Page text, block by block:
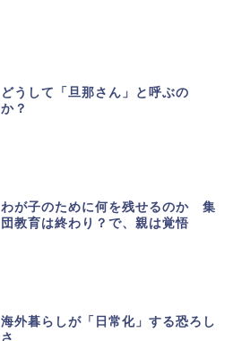
どうして「旦那さん」と呼ぶの
か？
わが子のために何を残せるのか 集
団教育は終わり？で、親は覚悟
海外暮らしが「日常化」する恐ろし
さ